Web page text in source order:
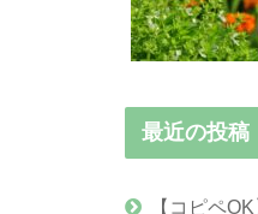
最近の投稿
【コピペ